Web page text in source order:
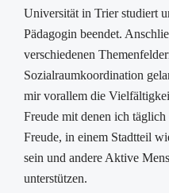
Universität in Trier studiert
Pädagogin beendet.
verschiedenen
Sozialraumkoordination
mir vorallem die
Freude mit denen ich
Freude, in einem Stadtteil
sein und andere Aktive
unterstützen.